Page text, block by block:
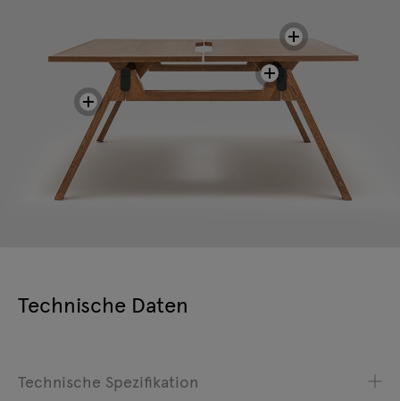
Technische Daten
Technische Spezifikation